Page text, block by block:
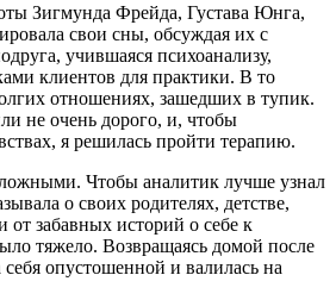
Зигмунда Фрейда, Густава Юнга,
свои сны, обсуждая их с
учившаяся психоанализу,
клиентов для практики. В то
отношениях, зашедших в тупик.
не очень дорого, и, чтобы
я решилась пройти терапию.
Чтобы аналитик лучше узнал
о своих родителях, детстве,
забавных историй о себе к
тяжело. Возвращаясь домой после
себя опустошенной и валилась на